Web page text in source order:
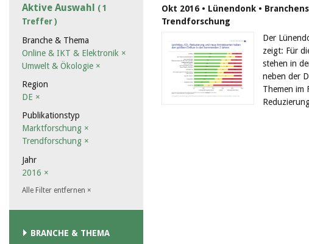
Okt 2016 • Lünendonk •
Trendforschung
Der
zeigt: Für
stehen in
neben der
Themen im
Aktive Auswahl ( 1
Treffer )
Branche & Thema
Online & IKT & Elektronik ×
Umwelt & Ökologie ×
Region
DE ×
Publikationstyp
Marktforschung ×
Trendforschung ×
Jahr
2016 ×
Alle Filter entfernen ×
BRANCHE & THEMA